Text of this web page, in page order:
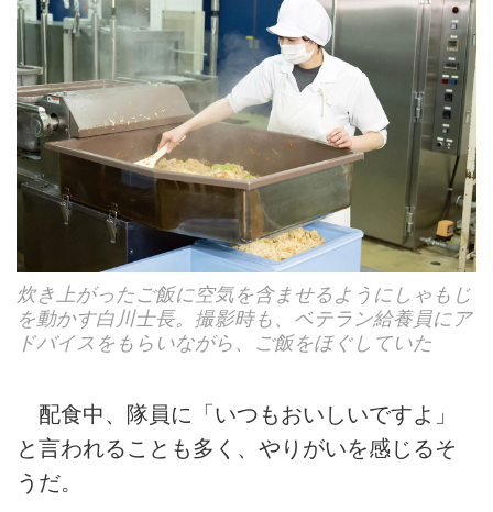
炊き上がったご飯に空気を含ませるようにしゃもじ
を動かす白川士長。撮影時も、ベテラン給養員にア
ドバイスをもらいながら、ご飯をほぐしていた
配食中、隊員に「いつもおいしいですよ」
と言われることも多く、やりがいを感じるそ
うだ。